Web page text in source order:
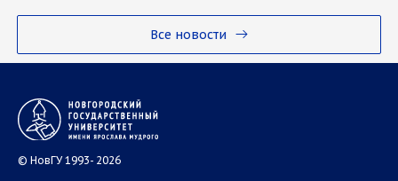
Все новости
© НовГУ 1993- 2026